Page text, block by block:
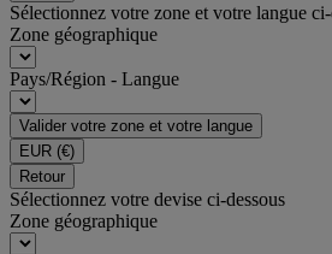
Sélectionnez votre zone et votre langue ci-
Zone géographique
Pays/Région - Langue
Valider votre zone et votre langue
EUR (€)
Retour
Sélectionnez votre devise ci-dessous
Zone géographique